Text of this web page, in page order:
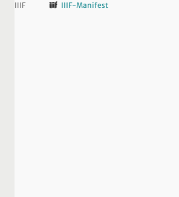
IIIF IIIF-Manifest